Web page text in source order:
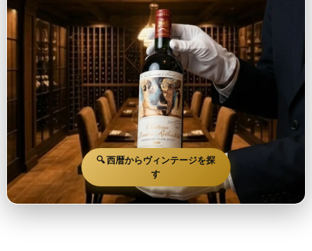
🔍 西暦からヴィンテージを探
す